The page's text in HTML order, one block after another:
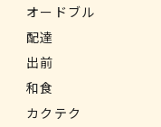
オードブル
配達
出前
和食
カクテク